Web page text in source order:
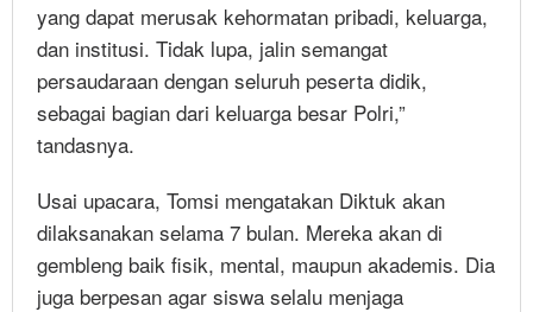
yang dapat merusak kehormatan pribadi, keluarga,
dan institusi. Tidak lupa, jalin semangat
persaudaraan dengan seluruh peserta didik,
sebagai bagian dari keluarga besar Polri,”
tandasnya.
Usai upacara, Tomsi mengatakan Diktuk akan
dilaksanakan selama 7 bulan. Mereka akan di
gembleng baik fisik, mental, maupun akademis. Dia
juga berpesan agar siswa selalu menjaga